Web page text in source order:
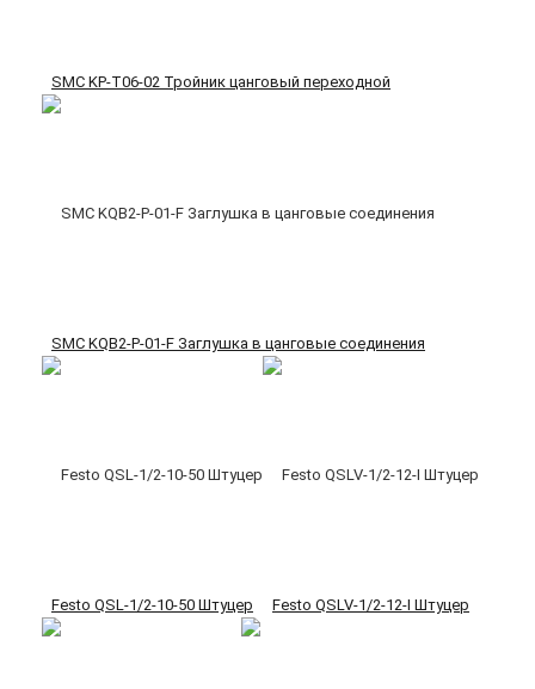
SMC KP-T06-02 Тройник цанговый переходной
SMC KQB2-P-01-F Заглушка в цанговые соединения
Festo QSL-1/2-10-50 Штуцер Festo QSLV-1/2-12-I Штуцер